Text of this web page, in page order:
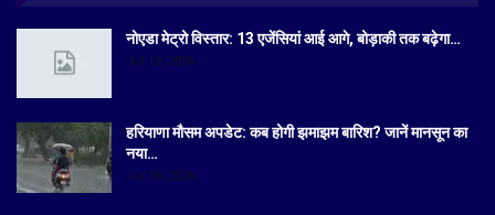
नोएडा मेट्रो विस्तार: 13 एजेंसियां आई आगे, बोड़ाकी तक बढ़ेगा…
Jul 19, 2026
हरियाणा मौसम अपडेट: कब होगी झमाझम बारिश? जानें मानसून का
नया…
Jul 18, 2026